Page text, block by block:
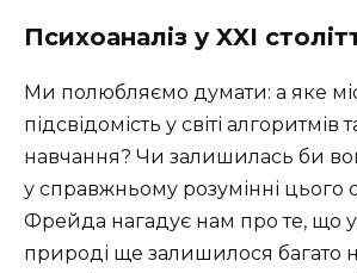
Психоаналіз у XXI
Ми полюбляємо думати: а яке
підсвідомість у світі
навчання? Чи залишилась би
у справжньому розумінні цього
Фрейда нагадує нам про те, що
природі ще залишилося багато